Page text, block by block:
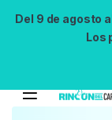
Del 9 de agosto
Los